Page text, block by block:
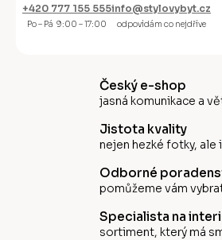
+420 777 155 555
Po – Pá 9:00 – 17:00
info@stylovybyt.cz
odpovídám co nejdříve
Český e-shop
jasná komunikace a
Jistota kvality
nejen hezké fotky, ale
Odborné
pomůžeme vám
Specialista na
sortiment, který má